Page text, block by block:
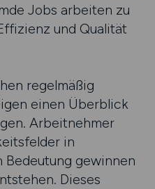
Jobs arbeiten zu
und Qualität
regelmäßig
einen Überblick
Arbeitnehmer
in
Bedeutung gewinnen
Dieses